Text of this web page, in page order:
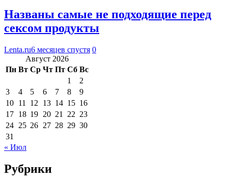
Названы самые не подходящие перед
сексом продукты
Lenta.ru6 месяцев спустя 0
Август 2026
Пн Вт Ср Чт Пт Сб Вс
1
2
3
4 5 6 7 8
9
10 11 12 13 14 15 16
17 18 19 20 21 22 23
24 25 26 27 28 29 30
31
« Июл
Рубрики